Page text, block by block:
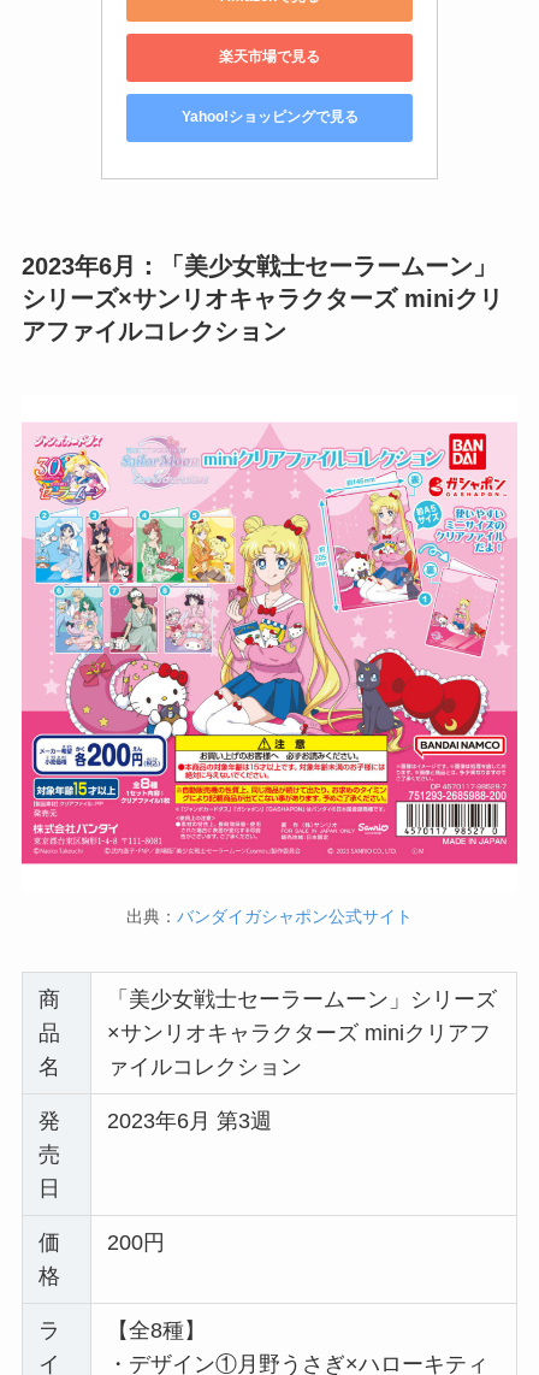
楽天市場で見る
Yahoo!ショッピングで見る
2023年6月：「美少女戦士セーラームーン」
シリーズ×サンリオキャラクターズ miniクリ
アファイルコレクション
出典： バンダイガシャポン公式サイト
商
品
名
「美少女戦士セーラームーン」シリーズ
×サンリオキャラクターズ miniクリアフ
ァイルコレクション
発
売
日
2023年6月 第3週
価
格
200円
ラ
イ
【全8種】
・デザイン①月野うさぎ×ハローキティ